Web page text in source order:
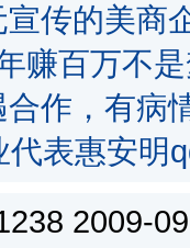
传的美商
赚百万不
合作，有病
代表惠安明